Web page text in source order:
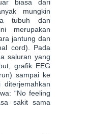
biasa dari
mungkin
tubuh dan
merupakan
jantung dan
cord). Pada
saluran yang
grafik EEG
sampai ke
“No feeling
sakit sama